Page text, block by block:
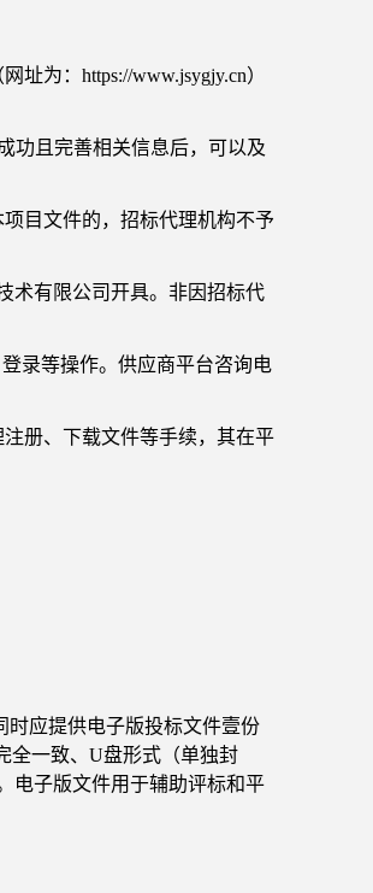
为：https://www.jsygjy.cn）
功且完善相关信息后，可以及
目文件的，招标代理机构不予
术有限公司开具。非因招标代
录等操作。供应商平台咨询电
册、下载文件等手续，其在平
时应提供电子版投标文件壹份
全一致、U盘形式（单独封
电子版文件用于辅助评标和平